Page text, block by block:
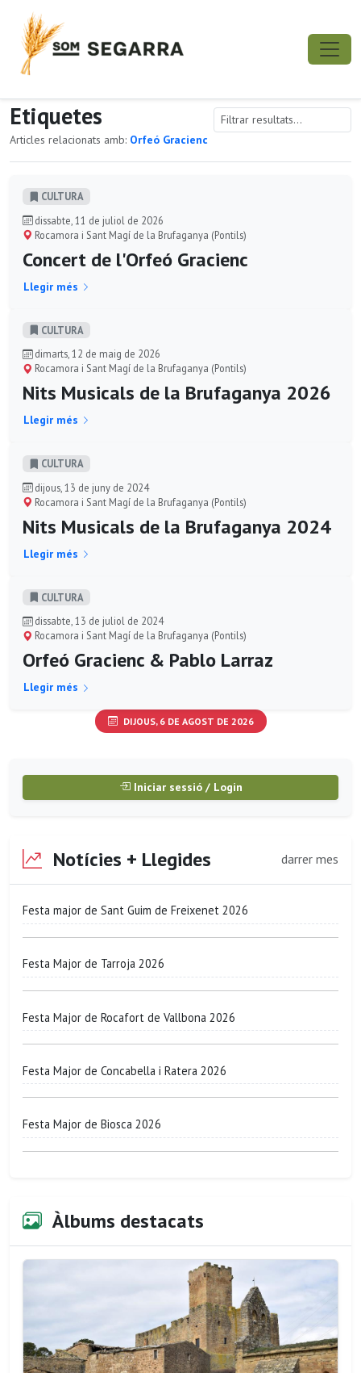
Etiquetes
Articles relacionats amb: Orfeó Gracienc
CULTURA
dissabte, 11 de juliol de 2026
Rocamora i Sant Magí de la Brufaganya (Pontils)
Concert de l'Orfeó Gracienc
Llegir més
CULTURA
dimarts, 12 de maig de 2026
Rocamora i Sant Magí de la Brufaganya (Pontils)
Nits Musicals de la Brufaganya 2026
Llegir més
CULTURA
dijous, 13 de juny de 2024
Rocamora i Sant Magí de la Brufaganya (Pontils)
Nits Musicals de la Brufaganya 2024
Llegir més
CULTURA
dissabte, 13 de juliol de 2024
Rocamora i Sant Magí de la Brufaganya (Pontils)
Orfeó Gracienc & Pablo Larraz
Llegir més
DIJOUS, 6 DE AGOST DE 2026
Iniciar sessió / Login
Notícies + Llegides darrer mes
Festa major de Sant Guim de Freixenet 2026
Festa Major de Tarroja 2026
Festa Major de Rocafort de Vallbona 2026
Festa Major de Concabella i Ratera 2026
Festa Major de Biosca 2026
Àlbums destacats